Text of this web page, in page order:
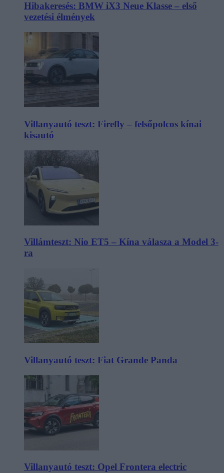
Hibakeresés: BMW iX3 Neue Klasse – első
vezetési élmények
Villanyautó teszt: Firefly – felsőpolcos kínai
kisautó
Villámteszt: Nio ET5 – Kína válasza a Model 3-
ra
Villanyautó teszt: Fiat Grande Panda
Villanyautó teszt: Opel Frontera electric